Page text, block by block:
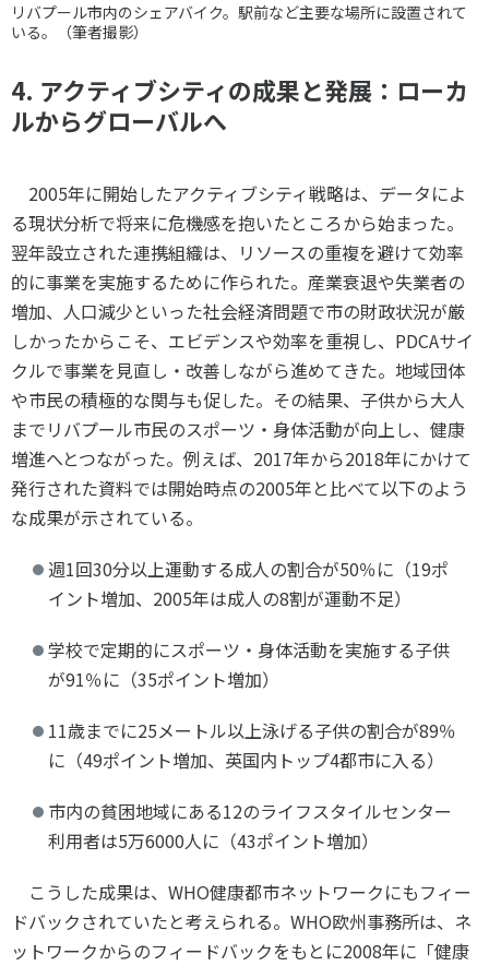
リバプール市内のシェアバイク。駅前など主要な場所に設置されて
いる。（筆者撮影）
4. アクティブシティの成果と発展：ローカ
ルからグローバルへ
2005年に開始したアクティブシティ戦略は、データによ
る現状分析で将来に危機感を抱いたところから始まった。
翌年設立された連携組織は、リソースの重複を避けて効率
的に事業を実施するために作られた。産業衰退や失業者の
増加、人口減少といった社会経済問題で市の財政状況が厳
しかったからこそ、エビデンスや効率を重視し、PDCAサイ
クルで事業を見直し・改善しながら進めてきた。地域団体
や市民の積極的な関与も促した。その結果、子供から大人
までリバプール市民のスポーツ・身体活動が向上し、健康
増進へとつながった。例えば、2017年から2018年にかけて
発行された資料では開始時点の2005年と比べて以下のよう
な成果が示されている。
週1回30分以上運動する成人の割合が50％に（19ポ
イント増加、2005年は成人の8割が運動不足）
学校で定期的にスポーツ・身体活動を実施する子供
が91％に（35ポイント増加）
11歳までに25メートル以上泳げる子供の割合が89％
に（49ポイント増加、英国内トップ4都市に入る）
市内の貧困地域にある12のライフスタイルセンター
利用者は5万6000人に（43ポイント増加）
こうした成果は、WHO健康都市ネットワークにもフィー
ドバックされていたと考えられる。WHO欧州事務所は、ネ
ットワークからのフィードバックをもとに2008年に「健康